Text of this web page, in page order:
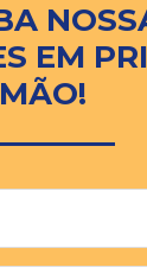
EM
MÃO!